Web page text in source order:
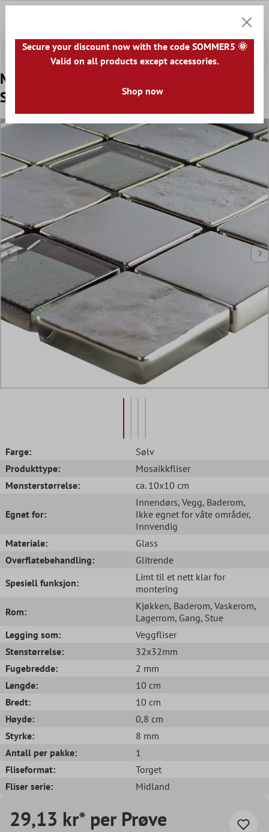
Mønster fra Glass Mosaikk Fliser Midland
Sølv
Farge:
Sølv
Produkttype:
Mosaikkfliser
Mønsterstørrelse:
ca. 10x10 cm
Egnet for:
Innendørs, Vegg, Baderom,
Ikke egnet for våte områder,
Innvendig
Materiale:
Glass
Overflatebehandling:
Glitrende
Spesiell funksjon:
Limt til et nett klar for
montering
Rom:
Kjøkken, Baderom, Vaskerom,
Lagerrom, Gang, Stue
Legging som:
Veggfliser
Stenstørrelse:
32x32mm
Fugebredde:
2 mm
Lengde:
10 cm
Bredt:
10 cm
Høyde:
0,8 cm
Styrke:
8 mm
Antall per pakke:
1
Fliseformat:
Torget
Fliser serie:
Midland
29,13 kr* per Prøve
Secure your discount now with the code SOMMER5 🌞
Valid on all products except accessories.
Shop now